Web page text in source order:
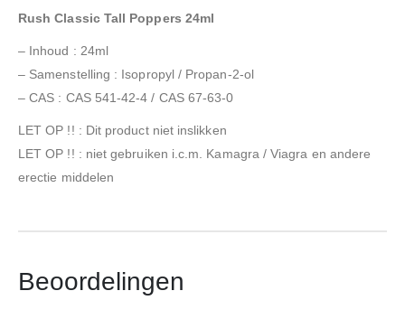
Rush Classic Tall Poppers 24ml
– Inhoud : 24ml
– Samenstelling : Isopropyl / Propan-2-ol
– CAS : CAS 541-42-4 / CAS 67-63-0
LET OP !! : Dit product niet inslikken
LET OP !! : niet gebruiken i.c.m. Kamagra / Viagra en andere
erectie middelen
Beoordelingen